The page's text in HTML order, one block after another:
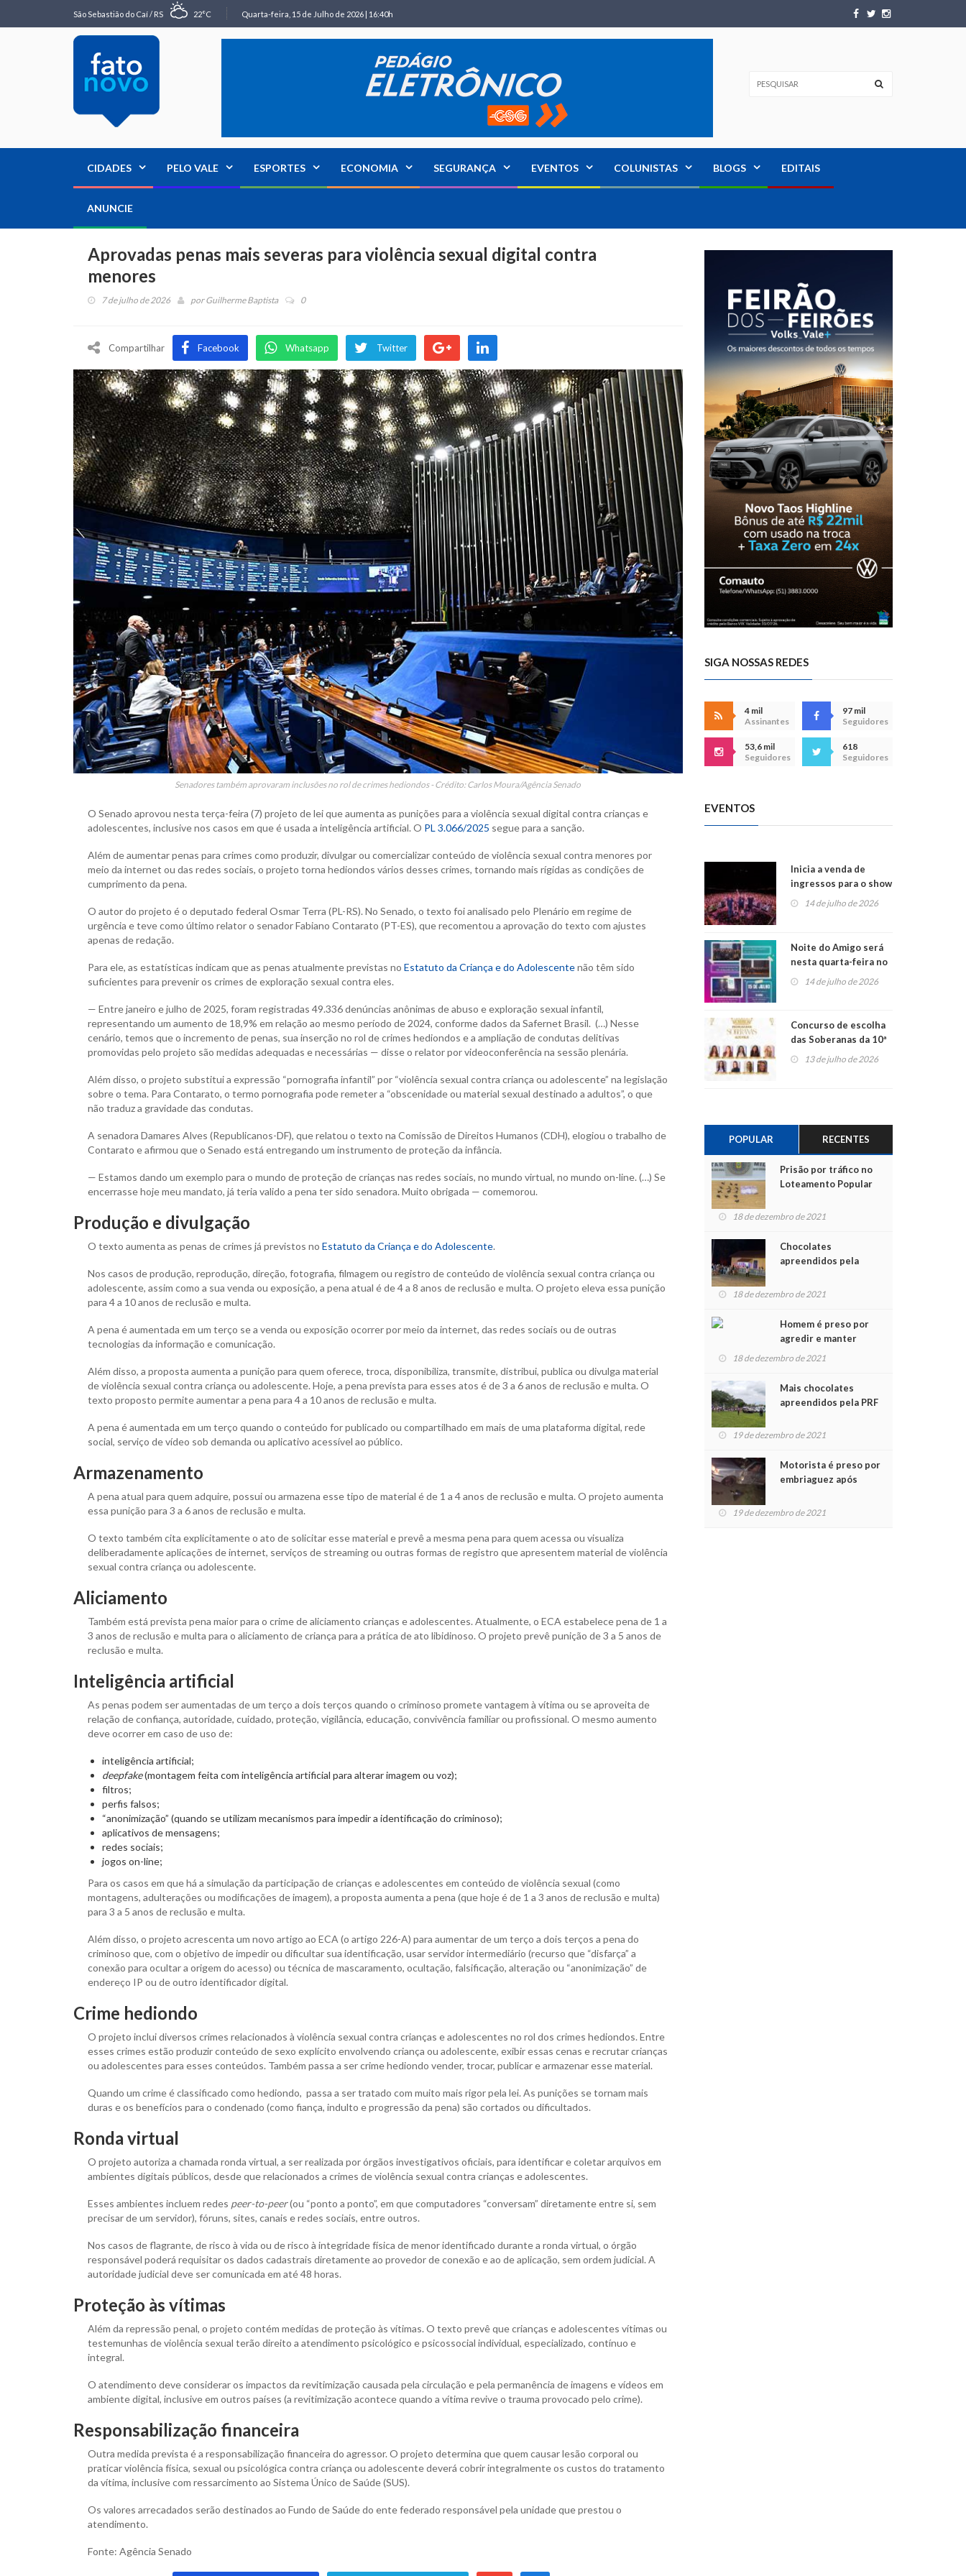
São Sebastião do Caí / RS 22°C Quarta-feira, 15 de Julho de 2026 | 16:40h
CIDADES PELO VALE ESPORTES ECONOMIA SEGURANÇA EVENTOS COLUNISTAS BLOGS EDITAIS
ANUNCIE
Aprovadas penas mais severas para violência sexual digital contra
menores
7 de julho de 2026 porGuilherme Baptista 0
Compartilhar Facebook Whatsapp Twitter
Senadores também aprovaram inclusões no rol de crimes hediondos - Crédito: Carlos Moura/Agência Senado
O Senado aprovou nesta terça-feira (7) projeto de lei que aumenta as punições para a violência sexual digital contra crianças e
adolescentes, inclusive nos casos em que é usada a inteligência artificial. O PL 3.066/2025 segue para a sanção.
Além de aumentar penas para crimes como produzir, divulgar ou comercializar conteúdo de violência sexual contra menores por
meio da internet ou das redes sociais, o projeto torna hediondos vários desses crimes, tornando mais rígidas as condições de
cumprimento da pena.
O autor do projeto é o deputado federal Osmar Terra (PL-RS). No Senado, o texto foi analisado pelo Plenário em regime de
urgência e teve como último relator o senador Fabiano Contarato (PT-ES), que recomentou a aprovação do texto com ajustes
apenas de redação.
Para ele, as estatísticas indicam que as penas atualmente previstas no Estatuto da Criança e do Adolescentenão têm sido
suficientes para prevenir os crimes de exploração sexual contra eles.
— Entre janeiro e julho de 2025, foram registradas 49.336 denúncias anônimas de abuso e exploração sexual infantil,
representando um aumento de 18,9% em relação ao mesmo período de 2024, conforme dados da Safernet Brasil. (…) Nesse
cenário, temos que o incremento de penas, sua inserção no rol de crimes hediondos e a ampliação de condutas delitivas
promovidas pelo projeto são medidas adequadas e necessárias — disse o relator por videoconferência na sessão plenária.
Além disso, o projeto substitui a expressão “pornografia infantil” por “violência sexual contra criança ou adolescente” na legislação
sobre o tema. Para Contarato, o termo pornografia pode remeter a “obscenidade ou material sexual destinado a adultos”, o que
não traduz a gravidade das condutas.
A senadora Damares Alves (Republicanos-DF), que relatou o texto na Comissão de Direitos Humanos (CDH), elogiou o trabalho de
Contarato e afirmou que o Senado está entregando um instrumento de proteção da infância.
— Estamos dando um exemplo para o mundo de proteção de crianças nas redes sociais, no mundo virtual, no mundo on-line. (…) Se
encerrasse hoje meu mandato, já teria valido a pena ter sido senadora. Muito obrigada — comemorou.
Produção e divulgação
O texto aumenta as penas de crimes já previstos no Estatuto da Criança e do Adolescente.
Nos casos de produção, reprodução, direção, fotografia, filmagem ou registro de conteúdo de violência sexual contra criança ou
adolescente, assim como a sua venda ou exposição, a pena atual é de 4 a 8 anos de reclusão e multa. O projeto eleva essa punição
para 4 a 10 anos de reclusão e multa.
A pena é aumentada em um terço se a venda ou exposição ocorrer por meio da internet, das redes sociais ou de outras
tecnologias da informação e comunicação.
Além disso, a proposta aumenta a punição para quem oferece, troca, disponibiliza, transmite, distribui, publica ou divulga material
de violência sexual contra criança ou adolescente. Hoje, a pena prevista para esses atos é de 3 a 6 anos de reclusão e multa. O
texto proposto permite aumentar a pena para 4 a 10 anos de reclusão e multa.
A pena é aumentada em um terço quando o conteúdo for publicado ou compartilhado em mais de uma plataforma digital, rede
social, serviço de vídeo sob demanda ou aplicativo acessível ao público.
Armazenamento
A pena atual para quem adquire, possui ou armazena esse tipo de material é de 1 a 4 anos de reclusão e multa. O projeto aumenta
essa punição para 3 a 6 anos de reclusão e multa.
O texto também cita explicitamente o ato de solicitar esse material e prevê a mesma pena para quem acessa ou visualiza
deliberadamente aplicações de internet, serviços de streaming ou outras formas de registro que apresentem material de violência
sexual contra criança ou adolescente.
Aliciamento
Também está prevista pena maior para o crime de aliciamento crianças e adolescentes. Atualmente, o ECA estabelece pena de 1 a
3 anos de reclusão e multa para o aliciamento de criança para a prática de ato libidinoso. O projeto prevê punição de 3 a 5 anos de
reclusão e multa.
Inteligência artificial
As penas podem ser aumentadas de um terço a dois terços quando o criminoso promete vantagem à vítima ou se aproveita de
relação de confiança, autoridade, cuidado, proteção, vigilância, educação, convivência familiar ou profissional. O mesmo aumento
deve ocorrer em caso de uso de:
inteligência artificial;
deepfake(montagem feita com inteligência artificial para alterar imagem ou voz);
filtros;
perfis falsos;
“anonimização” (quando se utilizam mecanismos para impedir a identificação do criminoso);
aplicativos de mensagens;
redes sociais;
jogos on-line;
Para os casos em que há a simulação da participação de crianças e adolescentes em conteúdo de violência sexual (como
montagens, adulterações ou modificações de imagem), a proposta aumenta a pena (que hoje é de 1 a 3 anos de reclusão e multa)
para 3 a 5 anos de reclusão e multa.
Além disso, o projeto acrescenta um novo artigo ao ECA (o artigo 226-A) para aumentar de um terço a dois terços a pena do
criminoso que, com o objetivo de impedir ou dificultar sua identificação, usar servidor intermediário (recurso que “disfarça” a
conexão para ocultar a origem do acesso) ou técnica de mascaramento, ocultação, falsificação, alteração ou “anonimização” de
endereço IP ou de outro identificador digital.
Crime hediondo
O projeto inclui diversos crimes relacionados à violência sexual contra crianças e adolescentes no rol dos crimes hediondos. Entre
esses crimes estão produzir conteúdo de sexo explícito envolvendo criança ou adolescente, exibir essas cenas e recrutar crianças
ou adolescentes para esses conteúdos. Também passa a ser crime hediondo vender, trocar, publicar e armazenar esse material.
Quando um crime é classificado como hediondo, passa a ser tratado com muito mais rigor pela lei. As punições se tornam mais
duras e os benefícios para o condenado (como fiança, indulto e progressão da pena) são cortados ou dificultados.
Ronda virtual
O projeto autoriza a chamada ronda virtual, a ser realizada por órgãos investigativos oficiais, para identificar e coletar arquivos em
ambientes digitais públicos, desde que relacionados a crimes de violência sexual contra crianças e adolescentes.
Esses ambientes incluem redes peer-to-peer(ou “ponto a ponto”, em que computadores “conversam” diretamente entre si, sem
precisar de um servidor), fóruns, sites, canais e redes sociais, entre outros.
Nos casos de flagrante, de risco à vida ou de risco à integridade física de menor identificado durante a ronda virtual, o órgão
responsável poderá requisitar os dados cadastrais diretamente ao provedor de conexão e ao de aplicação, sem ordem judicial. A
autoridade judicial deve ser comunicada em até 48 horas.
Proteção às vítimas
Além da repressão penal, o projeto contém medidas de proteção às vítimas. O texto prevê que crianças e adolescentes vítimas ou
testemunhas de violência sexual terão direito a atendimento psicológico e psicossocial individual, especializado, contínuo e
integral.
O atendimento deve considerar os impactos da revitimização causada pela circulação e pela permanência de imagens e vídeos em
ambiente digital, inclusive em outros países (a revitimização acontece quando a vítima revive o trauma provocado pelo crime).
Responsabilização financeira
Outra medida prevista é a responsabilização financeira do agressor. O projeto determina que quem causar lesão corporal ou
praticar violência física, sexual ou psicológica contra criança ou adolescente deverá cobrir integralmente os custos do tratamento
da vítima, inclusive com ressarcimento ao Sistema Único de Saúde (SUS).
Os valores arrecadados serão destinados ao Fundo de Saúde do ente federado responsável pela unidade que prestou o
atendimento.
Fonte: Agência Senado
SIGA NOSSAS REDES
4 mil
Assinantes
97 mil
Seguidores
53,6 mil
Seguidores
618
Seguidores
EVENTOS
Inicia a venda de
ingressos para o show
do Jota Quest nos 45
14 de julho de 2026
Noite do Amigo será
nesta quarta-feira no
Centro de Cultura de
São Sebastião do Caí
14 de julho de 2026
Concurso de escolha
das Soberanas da 10ª
Alto Fest terá nove
13 de julho de 2026
POPULAR RECENTES
Prisão por tráfico no
Loteamento Popular
18 de dezembro de 2021
Chocolates
apreendidos pela
para crianças na
18 de dezembro de 2021
Homem é preso por
agredir e manter
mulher em cárcere
18 de dezembro de 2021
Mais chocolates
apreendidos pela PRF
crianças no Natal
19 de dezembro de 2021
Motorista é preso por
embriaguez após
feridos
19 de dezembro de 2021